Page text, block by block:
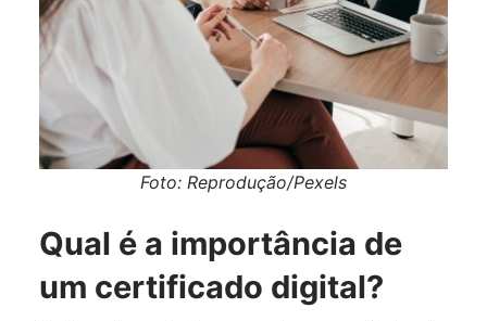
Foto: Reprodução/Pexels
Qual é a importância de
um certificado digital?